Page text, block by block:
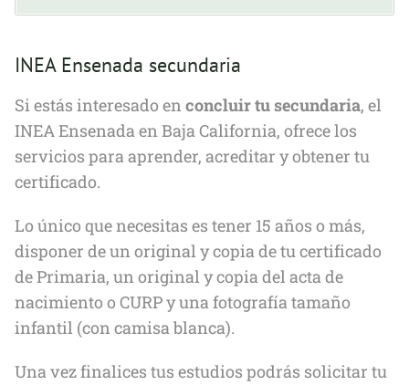
INEA Ensenada secundaria
Si estás interesado enconcluir tu secundaria, el
INEA Ensenada en Baja California, ofrece los
servicios para aprender, acreditar y obtener tu
certificado.
Lo único que necesitas es tener 15 años o más,
disponer de un original y copia de tu certificado
de Primaria, un original y copia del acta de
nacimiento o CURP y una fotografía tamaño
infantil (con camisa blanca).
Una vez finalices tus estudios podrás solicitar tu